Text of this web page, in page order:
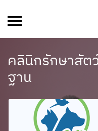
คลินิกรักษาสัต
ฐาน